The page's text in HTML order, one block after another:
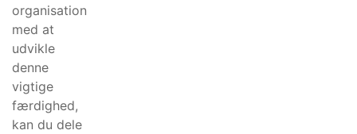
organisation
med at
udvikle
denne
vigtige
færdighed,
kan du dele